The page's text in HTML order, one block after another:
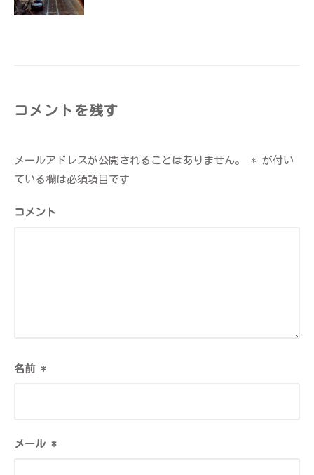
ョ
コメントを残す
メールアドレスが公開されることはありません。 * が付い
ている欄は必須項目です
コメント
名前 *
メール *